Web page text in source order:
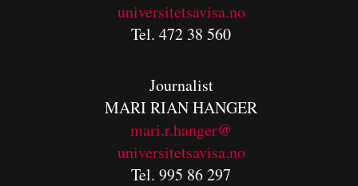
universitetsavisa.no
Tel. 472 38 560
Journalist
MARI RIAN HANGER
mari.r.hanger@
universitetsavisa.no
Tel. 995 86 297